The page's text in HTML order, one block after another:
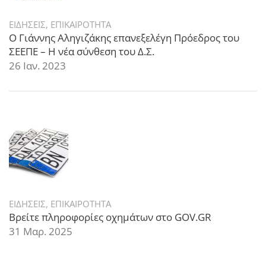
ΕΙΔΗΣΕΙΣ, ΕΠΙΚΑΙΡΟΤΗΤΑ
Ο Γιάννης Αληγιζάκης επανεξελέγη Πρόεδρος του
ΣΕΕΠΕ – Η νέα σύνθεση του Δ.Σ.
26 Ιαν. 2023
ΕΙΔΗΣΕΙΣ, ΕΠΙΚΑΙΡΟΤΗΤΑ
Βρείτε πληροφορίες οχημάτων στο GOV.GR
31 Μαρ. 2025